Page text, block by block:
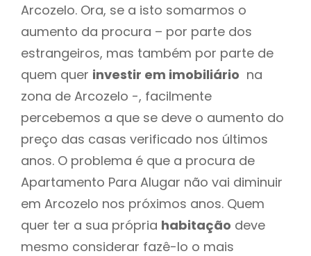
Arcozelo. Ora, se a isto somarmos o
aumento da procura – por parte dos
estrangeiros, mas também por parte de
quem quer investir em imobiliário na
zona de Arcozelo -, facilmente
percebemos a que se deve o aumento do
preço das casas verificado nos últimos
anos. O problema é que a procura de
Apartamento Para Alugar não vai diminuir
em Arcozelo nos próximos anos. Quem
quer ter a sua própria habitação deve
mesmo considerar fazê-lo o mais